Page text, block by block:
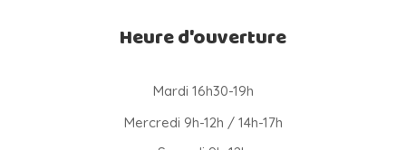
Heure d'ouverture
Mardi 16h30-19h
Mercredi 9h-12h / 14h-17h